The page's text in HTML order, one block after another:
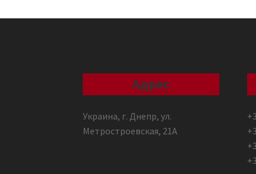
Адрес
Украина, г. Днепр, ул.
Метростроевская, 21А